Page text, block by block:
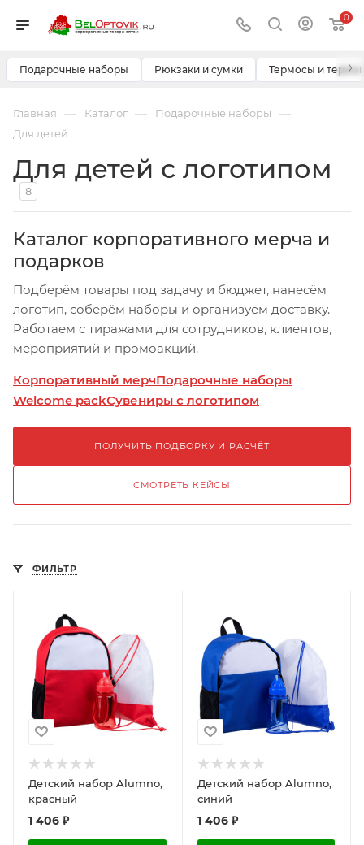
0
Подарочные наборы Рюкзаки и сумки Термосы и ›
Главная — Каталог — Подарочные наборы —
Для детей
Для детей с логотипом
8
Каталог корпоративного мерча и
подарков
Подберём товары под задачу и бюджет, нанесём
логотип, соберём наборы и организуем доставку.
Работаем с тиражами для сотрудников, клиентов,
мероприятий и промоакций.
Корпоративный мерчПодарочные наборы
Welcome packСувениры с логотипом
ПОЛУЧИТЬ ПОДБОРКУ И РАСЧЁТ
СМОТРЕТЬ КЕЙСЫ
ФИЛЬТР
Детский набор Alumno,
красный
1 406 ₽
Детский набор Alumno,
синий
1 406₽